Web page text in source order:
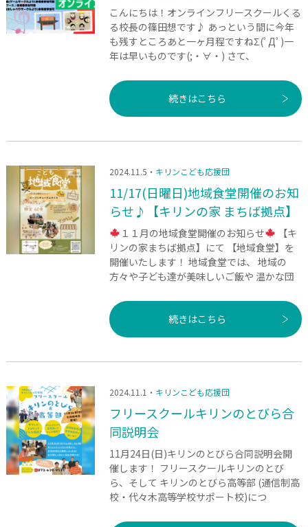
こんにちは！オンラインフリースクールくる
る校長の篠田想です♪ あっという間に今年
も残すところあと一ヶ月程ですねΣ(ﾟДﾟ)一
年は早いものです(;・∀・) さて、
続きはこちら
2024.11.5・ キリンこども応援団
11/17(日曜日)地域食堂開催のお知
らせ♪【キリンの家 まちば拠点】
１１月の地域食堂開催のお知らせ
【キ
リンの家まちば拠点】にて 【地域食堂】を
開催いたします！ 地域食堂では、 地域の
方々や子ども達が美味しいご飯や 温かな団
続きはこちら
2024.11.1・ キリンこども応援団
フリースクールキリンのとびら合
同説明会
11月24日(日)キリンのとびら合同説明会開
催します！ フリースクールキリンのとび
ら、そして キリンのとびら高等部 (通信制高
校・代々木高等学校サポート校)につ